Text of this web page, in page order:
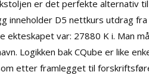
er det perfekte alternativ
inneholder D5 nettkurs utdrag
ekteskapet var: 27880 K i. Man
Logikken bak CQube er like
etter framlegget til